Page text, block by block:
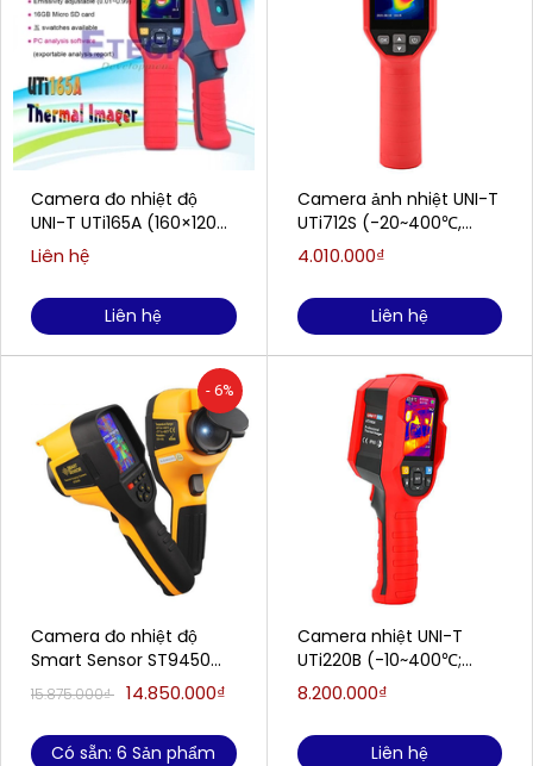
Camera đo nhiệt độ
UNI-T UTi165A (160×120
pixels,-10~400°C)
Liên hệ
Liên hệ
- 6%
Camera đo nhiệt độ
Smart Sensor ST9450
(-25 đến 450 ° C)
15.875.000₫ 14.850.000₫
Có sẵn: 6 Sản phẩm
Camera ảnh nhiệt UNI-T
UTi712S (-20~400℃,
120x90 pixels, 7.3mrad)
4.010.000₫
Liên hệ
Camera nhiệt UNI-T
UTi220B (-10~400℃;
200x150pixels; 3.1mrad)
8.200.000₫
Liên hệ